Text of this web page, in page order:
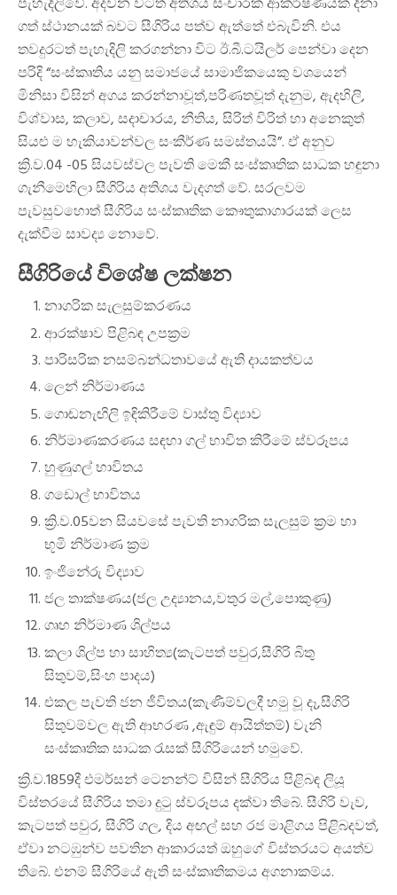
පැහැදිලිවේ. අදවන විටත් අතිශය සංචාරක ආකර්ෂණයක් දිනා
ගත් ස්ථානයක් බවට සීගිරිය පත්ව ඇත්තේ එබැවිනි. එය
තවදුරටත් පැහැදිලි කරගන්නා විට ඊ.බී.ටයිලර් පෙන්වා දෙන
පරිදි “සංස්කෘතිය යනු සමාජයේ සාමාජිකයෙකු වශයෙන්
මිනිසා විසින් අගය කරන්නාවූත්,පරිණතවූත් දැනුම, ඇදහිලි,
විශ්වාස, කලාව, සදාචාරය, නීතිය, සිරිත් විරිත් හා අනෙකුත්
සියළු ම හැකියාවන්වල සංකීර්ණ සමස්තයයි”. ඒ අනුව
ක්‍රි.ව.04 -05 සියවස්වල පැවති මෙකී සංස්කෘතික සාධක හඳුනා
ගැනීමෙහිලා සීගිරිය අතිශය වැදගත් වේ. සරලවම
පැවසුවහොත් සීගිරිය සංස්කෘතික කෞතුකාගාරයක් ලෙස
දැක්වීම සාවද්‍ය නොවේ.
සීගිරියේ විශේෂ ලක්ෂන
නාගරික සැලසුම්කරණය
ආරක්ෂාව පිළිබඳ උපක්‍රම
පාරිසරික නසම්බන්ධතාවයේ ඇති දායකත්වය
ලෙන් නිර්මාණය
ගොඬනැඟිලි ඉඳිකිරීමේ වාස්තු විද්‍යාව
නිර්මාණකරණය සඳහා ගල් භාවිත කිරීමේ ස්වරූපය
හුණුගල් භාවිතය
ගඩොල් භාවිතය
ක්‍රි.ව.05වන සියවසේ පැවති නාගරික සැලසුම් ක්‍රම හා
භූමි නිර්මාණ ක්‍රම
ඉංජිනේරු විද්‍යාව
ජල තාක්ෂණය(ජල උද්‍යානය,වතුර මල්,පොකුණු)
ගෘහ නිර්මාණ ශිල්පය
කලා ශිල්ප හා සාහිත්‍ය(කැටපත් පවුර,සීගිරි බිතු
සිතුවම්,සිංහ පාදය)
එකල පැවති ජන ජීවිතය(කැණීම්වලදී හමු වූ දෑ,සීගිරි
සිතුවම්වල ඇති ආභරණ ,ඇඳුම් ආයිත්තම්) වැනි
සංස්කෘතික සාධක රැසක් සීගිරියෙන් හමුවේ.
ක්‍රි.ව.1859දී එමර්සන් ටෙනන්ට් විසින් සීගිරිය පිළිබඳ ලියූ
විස්තරයේ සීගිරිය තමා දුටු ස්වරූපය දක්වා තිබේ. සීගිරි වැව,
කැටපත් පවුර, සීගිරි ගල, දිය අඟල් සහ රජ මාළිගය පිළිබදවත්,
ඒවා නටඹුන්ව පවතින ආකාරයත් ඔහුගේ විස්තරයට අයත්ව
තිබේ. එනම් සීගිරියේ ඇති සංස්කෘතිකමය අගනාකම්ය.